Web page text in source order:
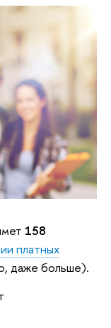
158
платных
даже больше).